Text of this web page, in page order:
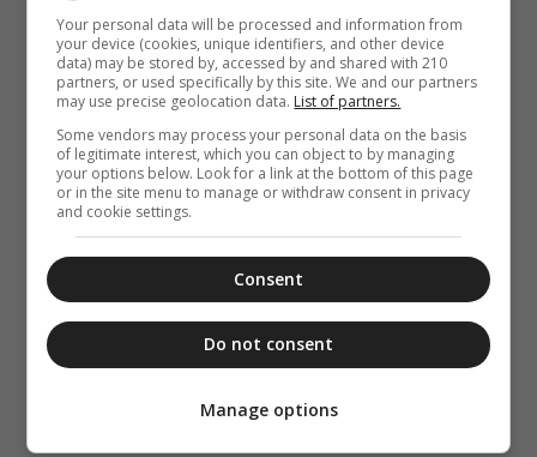
Your personal data will be processed and information from
your device (cookies, unique identifiers, and other device
data) may be stored by, accessed by and shared with 210
partners, or used specifically by this site. We and our partners
may use precise geolocation data. List of partners.
Some vendors may process your personal data on the basis
of legitimate interest, which you can object to by managing
your options below. Look for a link at the bottom of this page
or in the site menu to manage or withdraw consent in privacy
and cookie settings.
Consent
Do not consent
Manage options